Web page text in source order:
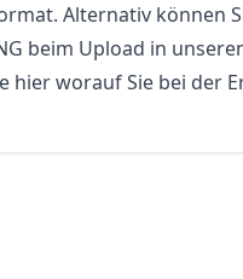
Alternativ können
beim Upload in
hier worauf Sie bei der